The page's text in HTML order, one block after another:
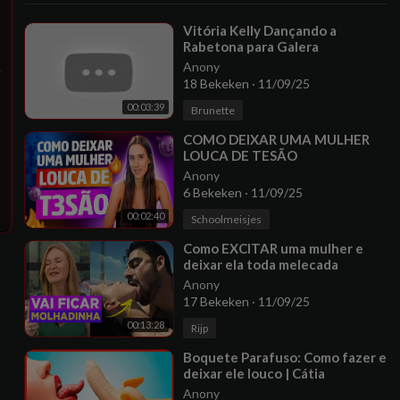
00:03:39
⁣Vitória Kelly Dançando a
Rabetona para Galera
Anony
18 Bekeken · 11/09/25
Brunette
00:02:40
⁣COMO DEIXAR UMA MULHER
LOUCA DE TESÃO
Anony
6 Bekeken · 11/09/25
Schoolmeisjes
00:13:28
⁣Como EXCITAR uma mulher e
deixar ela toda melecada
Anony
17 Bekeken · 11/09/25
Rijp
⁣Boquete Parafuso: Como fazer e
deixar ele louco | Cátia
Damasceno
Anony